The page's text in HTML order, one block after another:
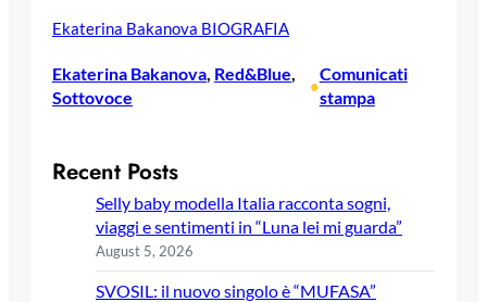
Ekaterina Bakanova BIOGRAFIA
Ekaterina Bakanova, Red&Blue
Sottovoce
•
Comunicati
stampa
Recent Posts
Selly baby modella Italia racconta sogni,
viaggi e sentimenti in “Luna lei mi guarda”
August 5, 2026
SVOSIL: il nuovo singolo è “MUFASA”